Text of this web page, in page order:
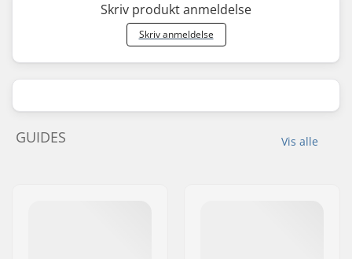
Skriv produkt anmeldelse
Skriv anmeldelse
Vis alle
GUIDES